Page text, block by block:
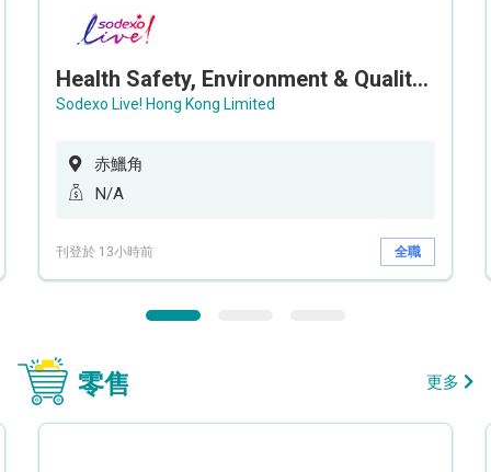
Health Safety, Environment & Quality Assurance Officer (Maternity cover – 5 months contract)
Sodexo Live! Hong Kong Limited
赤鱲角
N/A
刊登於 13小時前 全職
零售 更多